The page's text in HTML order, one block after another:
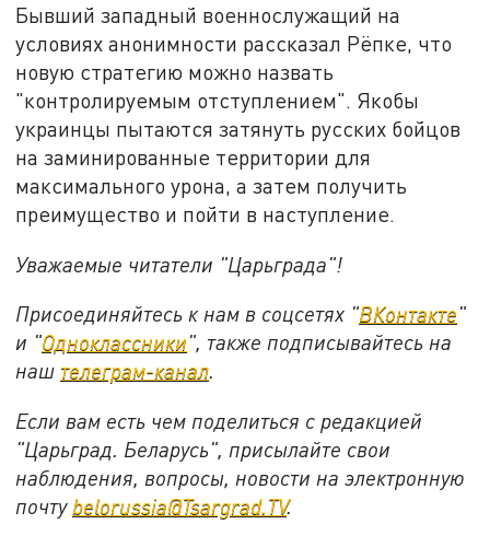
Бывший западный военнослужащий на
условиях анонимности рассказал Рёпке, что
новую стратегию можно назвать
"контролируемым отступлением". Якобы
украинцы пытаются затянуть русских бойцов
на заминированные территории для
максимального урона, а затем получить
преимущество и пойти в наступление.
Уважаемые читатели "Царьграда"!
Присоединяйтесь к нам в соцсетях "ВКонтакте"
и "Одноклассники", также подписывайтесь на
наш телеграм-канал.
Если вам есть чем поделиться с редакцией
"Царьград. Беларусь", присылайте свои
наблюдения, вопросы, новости на электронную
почту belorussia@Tsargrad.TV.